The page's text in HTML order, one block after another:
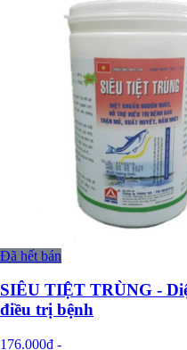
Đã hết bán
SIÊU TIỆT TRÙNG -
điều trị bệnh
176.000đ -